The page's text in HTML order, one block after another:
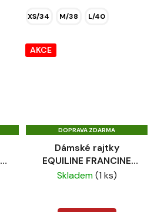
XS/34 M/38 L/40
AKCE
DOPRAVA ZDARMA
Dámské rajtky
EQUILINE FRANCINE
dark red
Skladem(1 ks)